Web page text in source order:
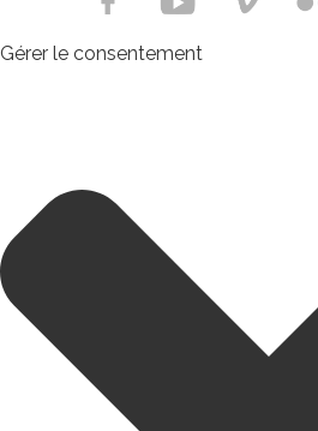
Gérer le consentement